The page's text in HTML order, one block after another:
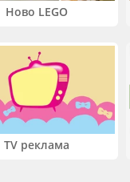
Ново LEGO
TV реклама